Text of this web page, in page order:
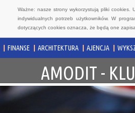
Ważne: nasze strony wykorzystują pliki cookies.
indywidualnych potrzeb użytkowników. W
dotyczących cookies oznacza, że będą one
FINANSE ARCHITEKTURA AJENCJA
AMODIT -